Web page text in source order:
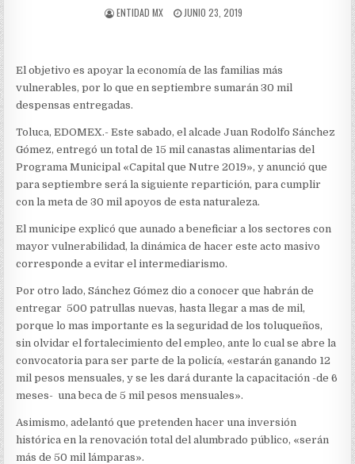
AUTHOR:
ENTIDAD MX
PUBLISHED
JUNIO 23, 2019
El objetivo es apoyar la economía de las familias más
vulnerables, por lo que en septiembre sumarán 30 mil
despensas entregadas.
Toluca, EDOMEX.- Este sabado, el alcade Juan Rodolfo Sánchez
Gómez, entregó un total de 15 mil canastas alimentarias del
Programa Municipal «Capital que Nutre 2019», y anunció que
para septiembre será la siguiente repartición, para cumplir
con la meta de 30 mil apoyos de esta naturaleza.
El municipe explicó que aunado a beneficiar a los sectores con
mayor vulnerabilidad, la dinámica de hacer este acto masivo
corresponde a evitar el intermediarismo.
Por otro lado, Sánchez Gómez dio a conocer que habrán de
entregar 500 patrullas nuevas, hasta llegar a mas de mil,
porque lo mas importante es la seguridad de los toluqueños,
sin olvidar el fortalecimiento del empleo, ante lo cual se abre la
convocatoria para ser parte de la policía, «estarán ganando 12
mil pesos mensuales, y se les dará durante la capacitación -de 6
meses- una beca de 5 mil pesos mensuales».
Asimismo, adelantó que pretenden hacer una inversión
histórica en la renovación total del alumbrado público, «serán
más de 50 mil lámparas».